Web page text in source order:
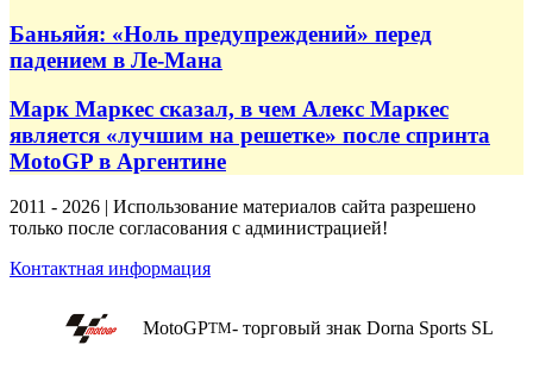
Баньяйя: «Ноль предупреждений» перед
падением в Ле-Мана
Марк Маркес сказал, в чем Алекс Маркес
является «лучшим на решетке» после спринта
MotoGP в Аргентине
2011 - 2026 | Использование материалов сайта разрешено
только после согласования с администрацией!
Контактная информация
MotoGPTM- торговый знак Dorna Sports SL